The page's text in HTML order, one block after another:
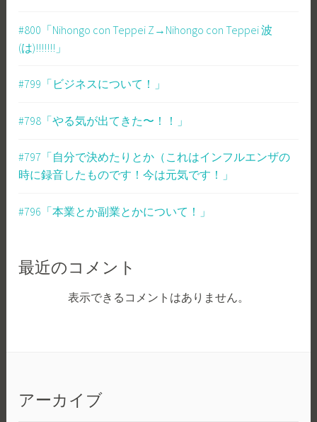
#800「Nihongo con Teppei Z→Nihongo con Teppei 波
(は)!!!!!!!」
#799「ビジネスについて！」
#798「やる気が出てきた〜！！」
#797「自分で決めたりとか（これはインフルエンザの
時に録音したものです！今は元気です！」
#796「本業とか副業とかについて！」
最近のコメント
表示できるコメントはありません。
アーカイブ